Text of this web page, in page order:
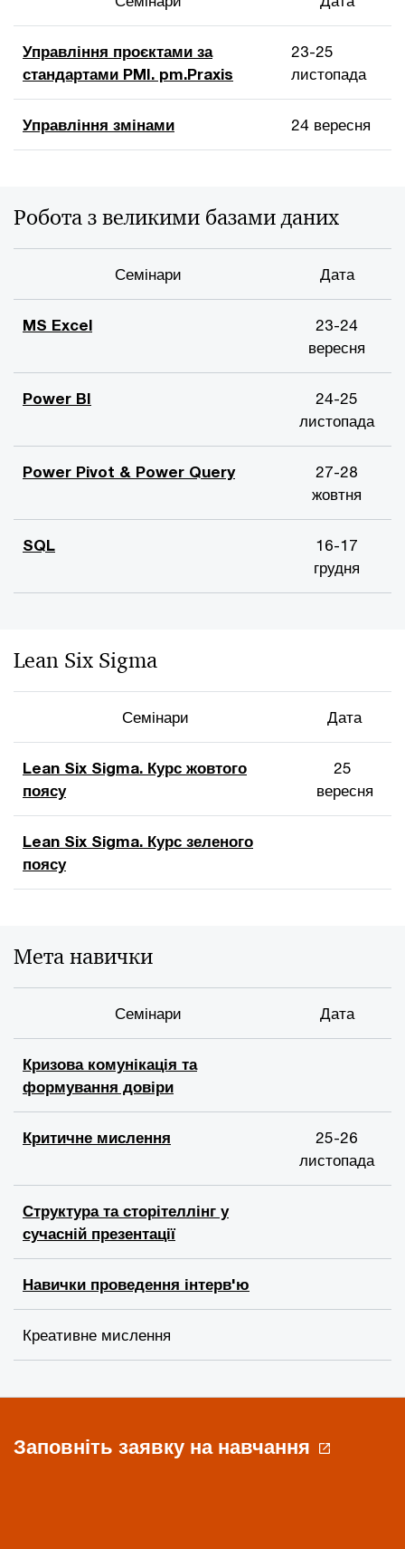
Управління проєктами за
стандартами PMI. pm.Praxis
23-25
листопада
Управління змінами 24 вересня
Робота з великими базами даних
Семінари Дата
MS Excel
23-24
вересня
Power BI
24-25
листопада
Power Pivot & Power Query
27-28
жовтня
SQL
16-17
грудня
Lean Six Sigma
Семінари Дата
Lean Six Sigma. Курс жовтого
поясу
25
вересня
Lean Six Sigma. Курс зеленого
поясу
Мета навички
Семінари Дата
Кризова комунікація та
формування довіри
Критичне мислення
25-26
листопада
Структура та сторітеллінг у
сучасній презентації
Навички проведення інтерв'ю
Креативне мислення
Заповніть заявку на навчання